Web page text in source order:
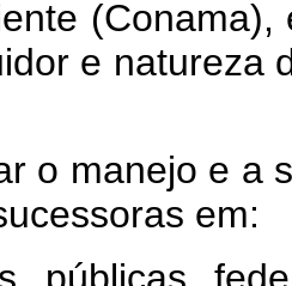
e
o manejo e a
em:
públicas